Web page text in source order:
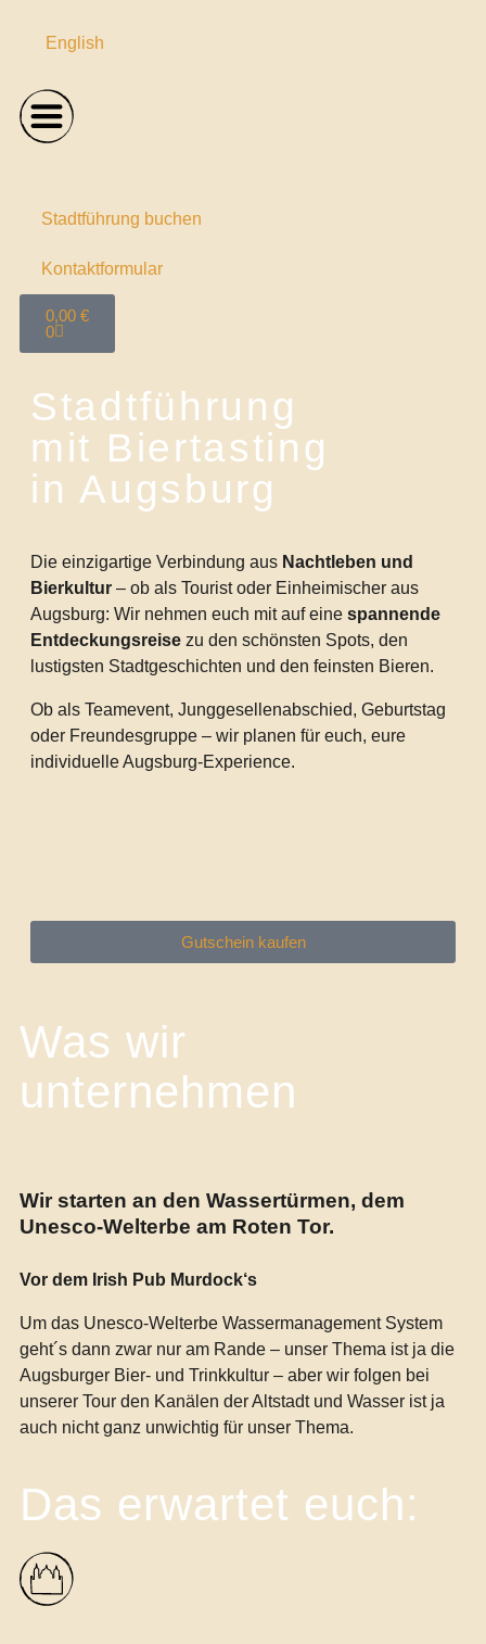
English
Stadtführung buchen
Kontaktformular
0,00 €
0
Stadtführung
mit Biertasting
in Augsburg
Die einzigartige Verbindung aus Nachtleben und
Bierkultur – ob als Tourist oder Einheimischer aus
Augsburg: Wir nehmen euch mit auf eine spannende
Entdeckungsreise zu den schönsten Spots, den
lustigsten Stadtgeschichten und den feinsten Bieren.
Ob als Teamevent, Junggesellenabschied, Geburtstag
oder Freundesgruppe – wir planen für euch, eure
individuelle Augsburg-Experience.
Gutschein kaufen
Was wir
unternehmen
Wir starten an den Wassertürmen, dem
Unesco-Welterbe am Roten Tor.
Vor dem Irish Pub Murdock‘s
Um das Unesco-Welterbe Wassermanagement System
geht´s dann zwar nur am Rande – unser Thema ist ja die
Augsburger Bier- und Trinkkultur – aber wir folgen bei
unserer Tour den Kanälen der Altstadt und Wasser ist ja
auch nicht ganz unwichtig für unser Thema.
Das erwartet euch: